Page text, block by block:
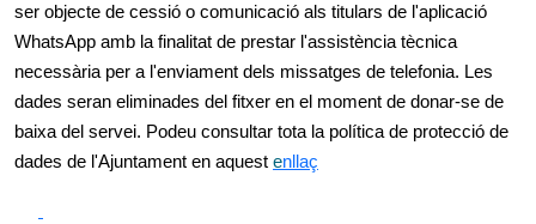
ser objecte de cessió o comunicació als titulars de l'aplicació
WhatsApp amb la finalitat de prestar l'assistència tècnica
necessària per a l'enviament dels missatges de telefonia. Les
dades seran eliminades del fitxer en el moment de donar-se de
baixa del servei. Podeu consultar tota la política de protecció de
dades de l'Ajuntament en aquest enllaç